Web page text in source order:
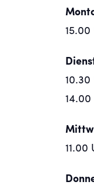
15.00
10.30
14.00
11.00